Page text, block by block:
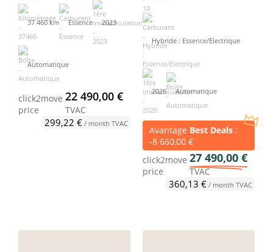
37 460 km Essence 2023
Automatique
click2move
price
22 490,00 €
TVAC
299,22 €/ month TVAC
Hybride : Essence/Electrique
2026 Automatique
Avantage Best Deals :
-8 660,00 €
click2move
price
27 490,00 €
TVAC
360,13 €/ month TVAC